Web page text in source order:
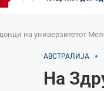
Илинденски
на универзитетот
АВСТРАЛИЈА
На